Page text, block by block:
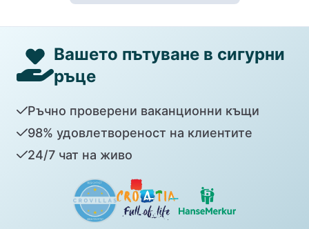
Вашето пътуване в сигурни
ръце
Ръчно проверени ваканционни къщи
98% удовлетвореност на клиентите
24/7 чат на живо